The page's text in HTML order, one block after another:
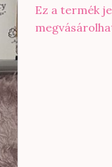
Ez a termék